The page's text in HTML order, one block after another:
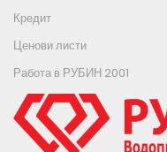
Кредит
Ценови листи
Работа в РУБИН 2001